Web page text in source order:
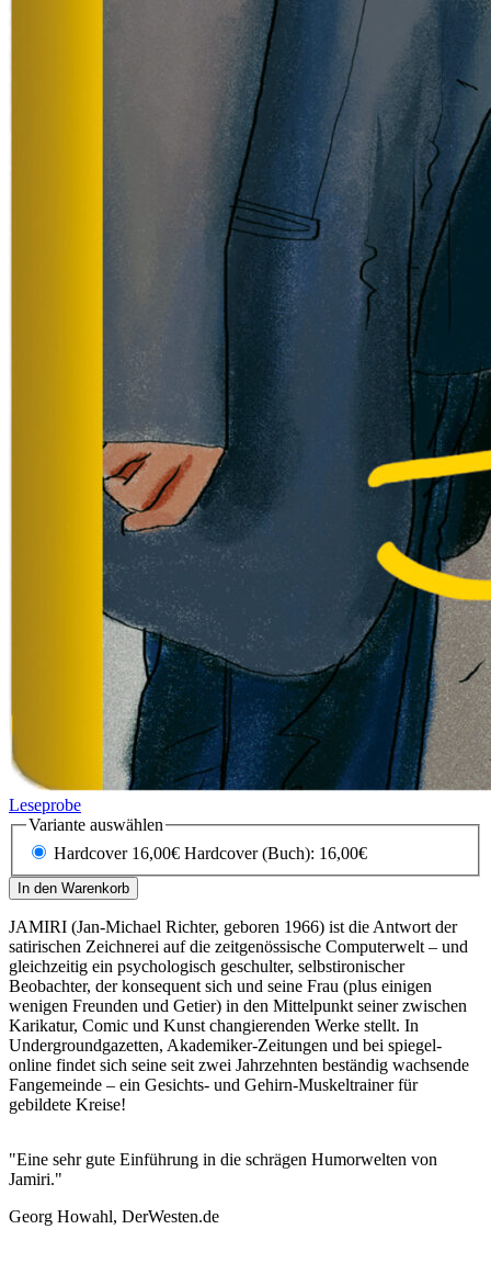
Leseprobe
Variante auswählen
Hardcover 16,00€
Hardcover (Buch): 16,00€
In den Warenkorb
JAMIRI (Jan-Michael Richter, geboren 1966) ist die Antwort der
satirischen Zeichnerei auf die zeitgenössische Computerwelt – und
gleichzeitig ein psychologisch geschulter, selbstironischer
Beobachter, der konsequent sich und seine Frau (plus einigen
wenigen Freunden und Getier) in den Mittelpunkt seiner zwischen
Karikatur, Comic und Kunst changierenden Werke stellt. In
Undergroundgazetten, Akademiker-Zeitungen und bei spiegel-
online findet sich seine seit zwei Jahrzehnten beständig wachsende
Fangemeinde – ein Gesichts- und Gehirn-Muskeltrainer für
gebildete Kreise!
"Eine sehr gute Einführung in die schrägen Humorwelten von
Jamiri."
Georg Howahl, DerWesten.de